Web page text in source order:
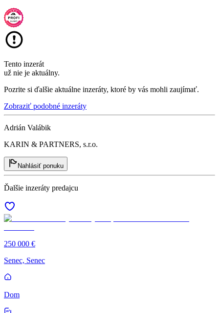
Tento inzerát
už nie je aktuálny.
Pozrite si ďalšie aktuálne inzeráty, ktoré by vás mohli zaujímať.
Zobraziť podobné inzeráty
Adrián Valábik
KARIN & PARTNERS, s.r.o.
Nahlásiť ponuku
Ďalšie inzeráty predajcu
250 000 €
Senec, Senec
Dom